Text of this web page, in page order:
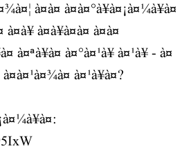
à¤à¤ à¤à¤°à¥à¤¡à¤¼à¥à¤
à¤à¥à¤à¤ à¤à¤
à¤ªà¥à¤ à¤°à¤¹à¥ à¤¹à¥ - à¤
à¤¹à¥à¤?